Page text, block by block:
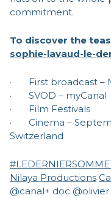
commitment.
To discover the
sophie-lavaud-le-
· First broadcast –
· SVOD – myCanal
· Film Festivals
· Cinema –
Switzerland
Nilaya Productions
@canal+ doc